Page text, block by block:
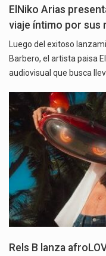
ElNiko Arias
viaje íntimo por sus
Luego del exitoso
Barbero, el artista paisa
audiovisual que busca
Rels B lanza